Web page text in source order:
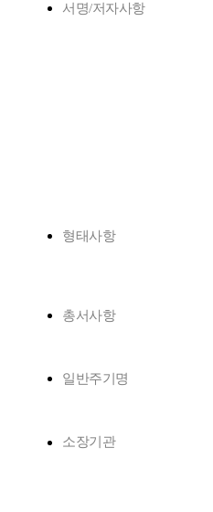
서명/저자사항
형태사항
총서사항
일반주기명
소장기관